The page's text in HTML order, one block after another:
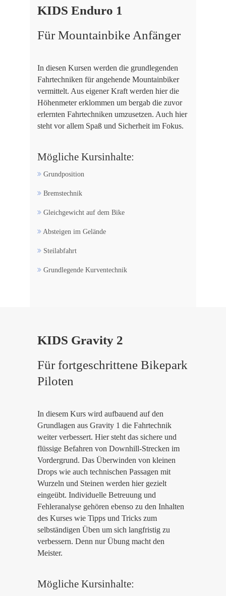
KIDS Enduro 1
Für Mountainbike Anfänger
In diesen Kursen werden die grundlegenden
Fahrtechniken für angehende Mountainbiker
vermittelt. Aus eigener Kraft werden hier die
Höhenmeter erklommen um bergab die zuvor
erlernten Fahrtechniken umzusetzen. Auch hier
steht vor allem Spaß und Sicherheit im Fokus.
Mögliche Kursinhalte:
Grundposition
Bremstechnik
Gleichgewicht auf dem Bike
Absteigen im Gelände
Steilabfahrt
Grundlegende Kurventechnik
KIDS Gravity 2
Für fortgeschrittene Bikepark
Piloten
In diesem Kurs wird aufbauend auf den
Grundlagen aus Gravity 1 die Fahrtechnik
weiter verbessert. Hier steht das sichere und
flüssige Befahren von Downhill-Strecken im
Vordergrund. Das Überwinden von kleinen
Drops wie auch technischen Passagen mit
Wurzeln und Steinen werden hier gezielt
eingeübt. Individuelle Betreuung und
Fehleranalyse gehören ebenso zu den Inhalten
des Kurses wie Tipps und Tricks zum
selbständigen Üben um sich langfristig zu
verbessern. Denn nur Übung macht den
Meister.
Mögliche Kursinhalte: